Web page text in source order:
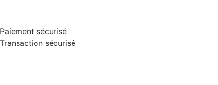
Paiement sécurisé
Transaction sécurisé